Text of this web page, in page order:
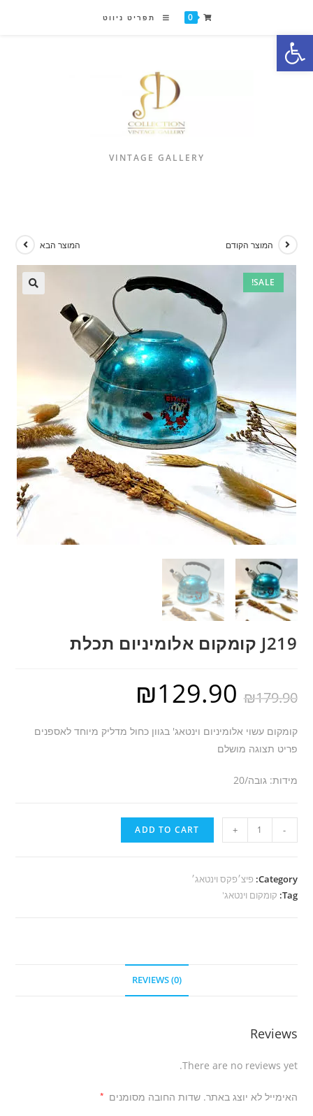
פתח סרגל נגישות
0 תפריט ניווט
VINTAGE GALLERY
SALE!
המוצר הקודם המוצר הבא
J219 קומקום אלומיניום תכלת
₪179.90
₪129.90
קומקום עשוי אלומיניום וינטאג' בגוון כחול מדליק מיוחד לאספנים
פריט תצוגה מושלם
מידות: גובה/20
-
J219
קומקום
תכלת
quantity
+
ADD TO CART
Category: פיצ׳פקס וינטאג׳
Tag: קומקום וינטאג'
REVIEWS (0)
Reviews
There are no reviews yet.
האימייל לא יוצג באתר. שדות החובה מסומנים *